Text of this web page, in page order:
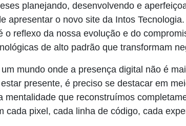
planejando, desenvolvendo e
apresentar o novo site da Intos
reflexo da nossa evolução e do
de alto padrão que transformam
mundo onde a presença digital não é
presente, é preciso se destacar em
mentalidade que reconstruímos
cada pixel, cada linha de código, cada